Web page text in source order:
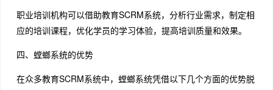
职业培训机构可以借助教育SCRM系统，分析行业需求，制定相
应的培训课程，优化学员的学习体验，提高培训质量和效果。
四、螳螂系统的优势
在众多教育SCRM系统中，螳螂系统凭借以下几个方面的优势脱